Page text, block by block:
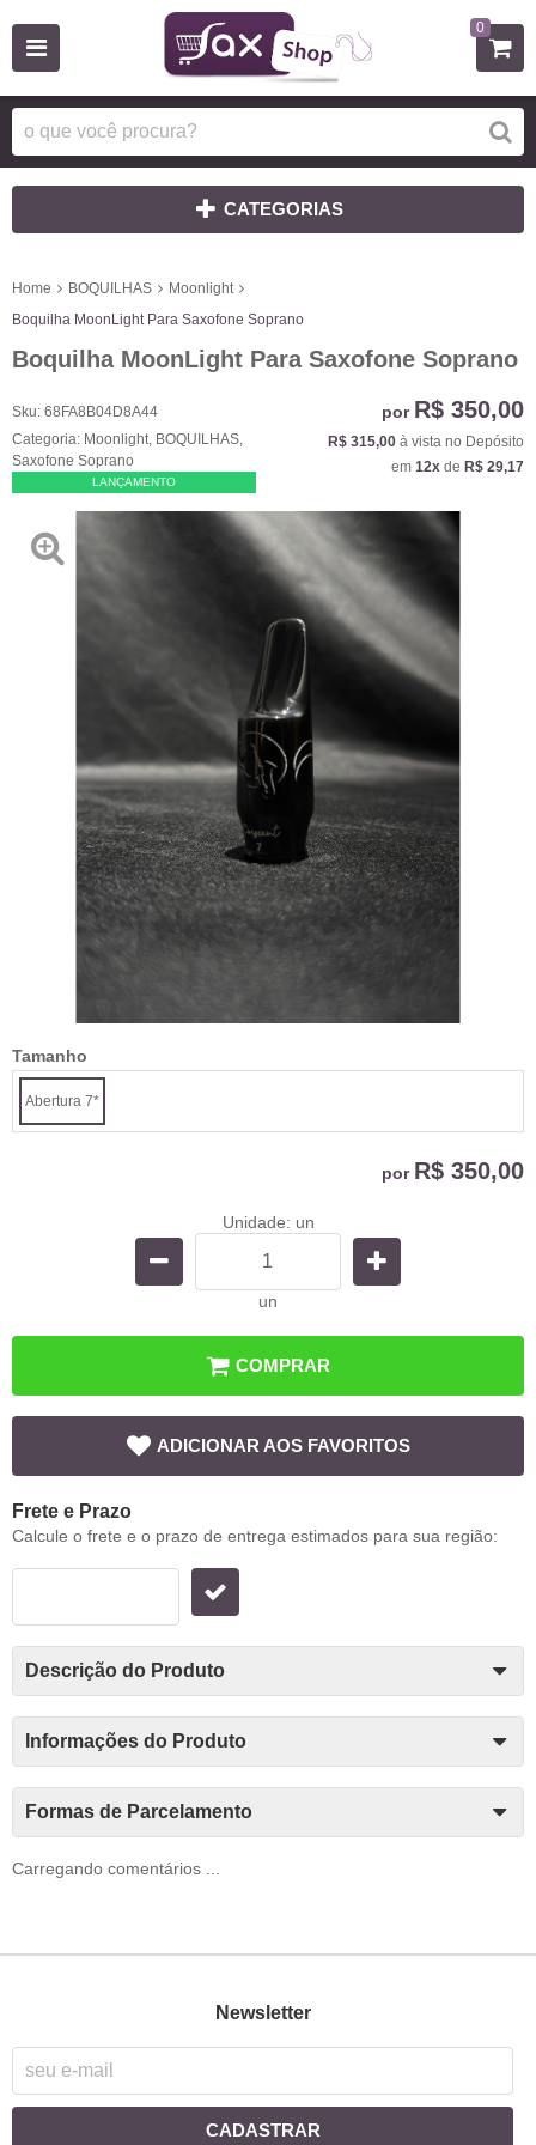
0
CATEGORIAS
Home BOQUILHAS
Moonlight
Boquilha MoonLight Para Saxofone Soprano
Boquilha MoonLight Para Saxofone Soprano
Sku: 68FA8B04D8A44
Categoria: Moonlight BOQUILHAS
Saxofone Soprano
LANÇAMENTO
por R$ 350,00
R$ 315,00 à vista no Depósito
em 12x de R$ 29,17
Tamanho
Abertura 7*
por R$ 350,00
Unidade: un
un
COMPRAR
ADICIONAR AOS FAVORITOS
Frete e Prazo
Calcule o frete e o prazo de entrega estimados para sua região:
Descrição do Produto
Informações do Produto
Formas de Parcelamento
Carregando comentários ...
Newsletter
CADASTRAR